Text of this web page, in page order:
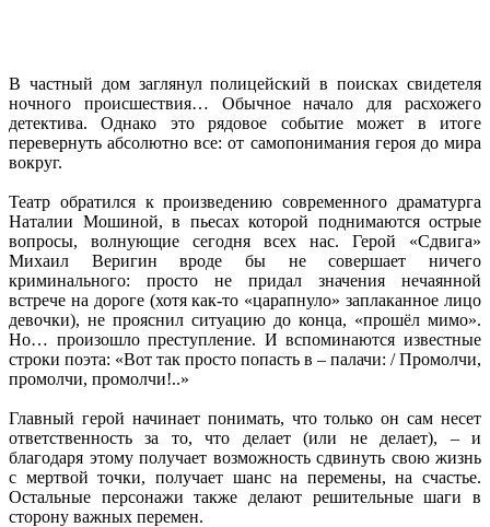
В частный дом заглянул полицейский в поисках свидетеля
ночного происшествия… Обычное начало для расхожего
детектива. Однако это рядовое событие может в итоге
перевернуть абсолютно все: от самопонимания героя до мира
вокруг.
Театр обратился к произведению современного драматурга
Наталии Мошиной, в пьесах которой поднимаются острые
вопросы, волнующие сегодня всех нас. Герой «Сдвига»
Михаил Веригин вроде бы не совершает ничего
криминального: просто не придал значения нечаянной
встрече на дороге (хотя как-то «царапнуло» заплаканное лицо
девочки), не прояснил ситуацию до конца, «прошёл мимо».
Но… произошло преступление. И вспоминаются известные
строки поэта: «Вот так просто попасть в – палачи: / Промолчи,
промолчи, промолчи!..»
Главный герой начинает понимать, что только он сам несет
ответственность за то, что делает (или не делает), – и
благодаря этому получает возможность сдвинуть свою жизнь
с мертвой точки, получает шанс на перемены, на счастье.
Остальные персонажи также делают решительные шаги в
сторону важных перемен.